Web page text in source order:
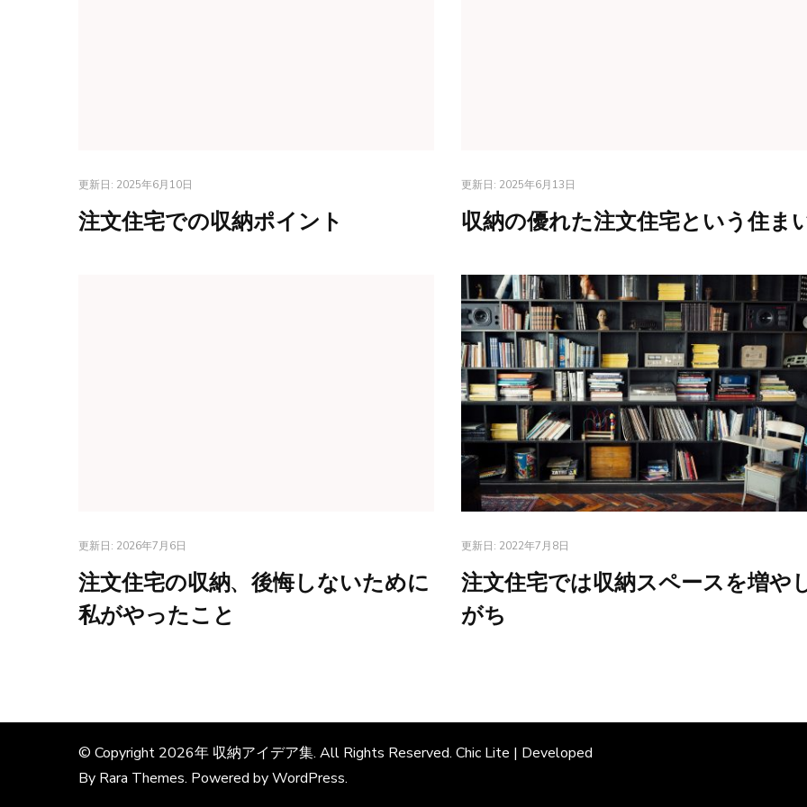
更新日: 2025年6月10日
注文住宅での収納ポイント
更新日: 2025年6月13日
収納の優れた注文住宅という住ま
更新日: 2026年7月6日
注文住宅の収納、後悔しないために
私がやったこと
更新日: 2022年7月8日
注文住宅では収納スペースを増や
がち
© Copyright 2026年 収納アイデア集. All Rights Reserved. Chic Lite | Developed
By Rara Themes. Powered byWordPress.